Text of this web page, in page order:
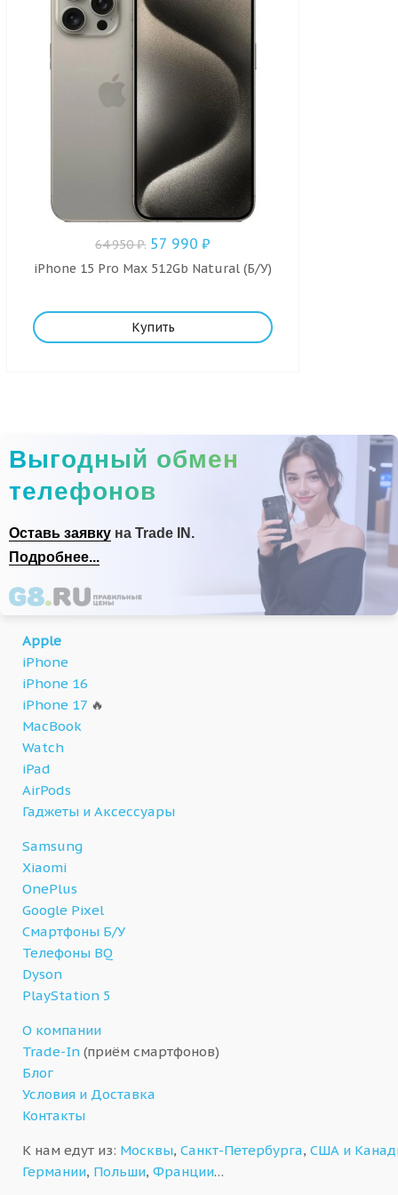
64 950₽. 57 990₽
iPhone 15 Pro Max 512Gb Natural (Б/У)
Купить
Выгодный обмен
телефонов
Оставь заявку на Trade IN.
Подробнее...
Apple
iPhone
iPhone 16
iPhone 17 🔥
MacBook
Watch
iPad
AirPods
Гаджеты и Аксессуары
Samsung
Xiaomi
OnePlus
Google Pixel
Смартфоны Б/У
Телефоны BQ
Dyson
PlayStation 5
О компании
Trade-In (приём смартфонов)
Блог
Условия и Доставка
Контакты
К нам едут из: Москвы, Санкт-Петербурга, США и
Германии, Польши, Франции…